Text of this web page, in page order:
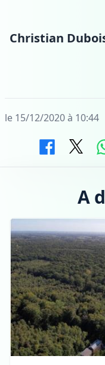
Christian
le 15/12/2020 à 10:44
A